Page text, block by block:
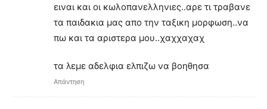
ειναι και οι κωλοπανελληνιες..αρε τι τραβανε
τα παιδακια μας απο την ταξικη μορφωση..να
πω και τα αριστερα μου..χαχχαχαχ
τα λεμε αδελφια ελπιζω να βοηθησα
Απάντηση